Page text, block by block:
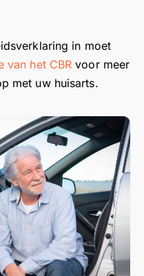
in moet
van het CBR voor meer
met uw huisarts.